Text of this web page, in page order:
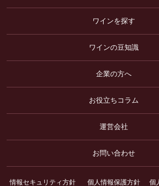
ワインを探す
ワインの豆知識
企業の方へ
お役立ちコラム
運営会社
お問い合わせ
情報セキュリティ方針 個人情報保護方針 個